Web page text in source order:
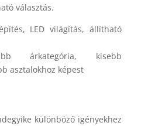
választás.
LED világítás, állítható
árkategória, kisebb
asztalokhoz képest​
különböző igényekhez